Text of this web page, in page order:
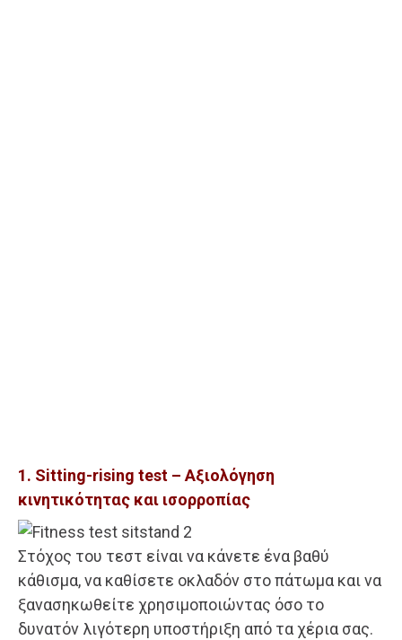
1. Sitting-rising test – Αξιολόγηση
κινητικότητας και ισορροπίας
Στόχος του τεστ είναι να κάνετε ένα βαθύ
κάθισμα, να καθίσετε οκλαδόν στο πάτωμα και να
ξανασηκωθείτε χρησιμοποιώντας όσο το
δυνατόν λιγότερη υποστήριξη από τα χέρια σας.